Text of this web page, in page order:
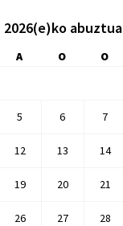
2026(e)ko abuztua
A O O
5 6 7
12 13 14
19 20 21
26 27 28